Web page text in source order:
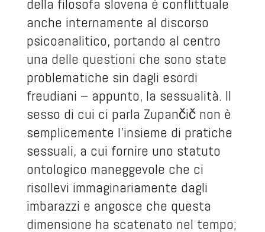
della filosofa slovena è conflittuale
anche internamente al discorso
psicoanalitico, portando al centro
una delle questioni che sono state
problematiche sin dagli esordi
freudiani – appunto, la sessualità. Il
sesso di cui ci parla Zupančič non è
semplicemente l’insieme di pratiche
sessuali, a cui fornire uno statuto
ontologico maneggevole che ci
risollevi immaginariamente dagli
imbarazzi e angosce che questa
dimensione ha scatenato nel tempo;